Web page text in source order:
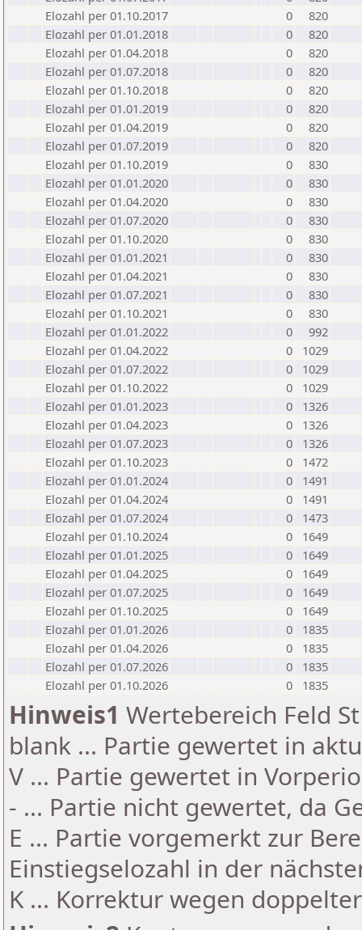
Elozahl per 01.10.2017
0
820
Elozahl per 01.01.2018
0
820
Elozahl per 01.04.2018
0
820
Elozahl per 01.07.2018
0
820
Elozahl per 01.10.2018
0
820
Elozahl per 01.01.2019
0
820
Elozahl per 01.04.2019
0
820
Elozahl per 01.07.2019
0
820
Elozahl per 01.10.2019
0
830
Elozahl per 01.01.2020
0
830
Elozahl per 01.04.2020
0
830
Elozahl per 01.07.2020
0
830
Elozahl per 01.10.2020
0
830
Elozahl per 01.01.2021
0
830
Elozahl per 01.04.2021
0
830
Elozahl per 01.07.2021
0
830
Elozahl per 01.10.2021
0
830
Elozahl per 01.01.2022
0
992
Elozahl per 01.04.2022
0
1029
Elozahl per 01.07.2022
0
1029
Elozahl per 01.10.2022
0
1029
Elozahl per 01.01.2023
0
1326
Elozahl per 01.04.2023
0
1326
Elozahl per 01.07.2023
0
1326
Elozahl per 01.10.2023
0
1472
Elozahl per 01.01.2024
0
1491
Elozahl per 01.04.2024
0
1491
Elozahl per 01.07.2024
0
1473
Elozahl per 01.10.2024
0
1649
Elozahl per 01.01.2025
0
1649
Elozahl per 01.04.2025
0
1649
Elozahl per 01.07.2025
0
1649
Elozahl per 01.10.2025
0
1649
Elozahl per 01.01.2026
0
1835
Elozahl per 01.04.2026
0
1835
Elozahl per 01.07.2026
0
1835
Elozahl per 01.10.2026
0 1835
Hinweis1 Wertebereich Feld
blank ... Partie gewertet in
V ... Partie gewertet in
- ... Partie nicht gewertet, da
E ... Partie vorgemerkt zur
Einstiegselozahl in der
K ... Korrektur wegen